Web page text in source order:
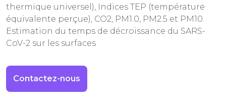
thermique universel), Indices TEP (température
équivalente perçue), CO2, PM1.0, PM2.5 et PM10.
Estimation du temps de décroissance du SARS-
CoV-2 sur les surfaces
Contactez-nous